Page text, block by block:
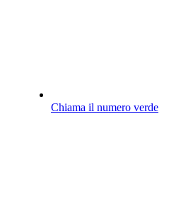
Chiama il numero verde